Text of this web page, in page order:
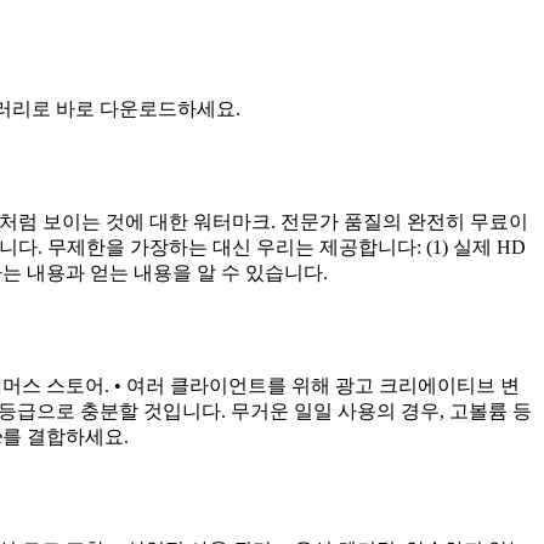
리로 바로 다운로드하세요.
보이는 것에 대한 워터마크. 전문가 품질의 완전히 무료이
다. 무제한을 가장하는 대신 우리는 제공합니다: (1) 실제 HD
내용과 얻는 내용을 알 수 있습니다.
스 스토어. • 여러 클라이언트를 위해 광고 크리에이티브 변
급으로 충분할 것입니다. 무거운 일일 사용의 경우, 고볼륨 등
결합하세요.